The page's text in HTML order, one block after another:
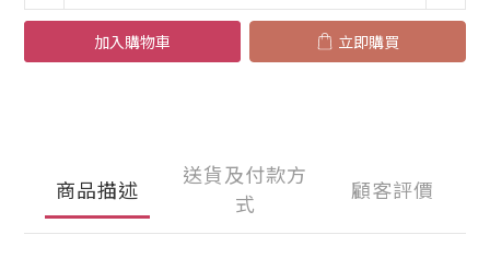
加入購物車 立即購買
商品描述
送貨及付款方
式
顧客評價